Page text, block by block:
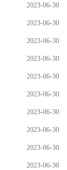
2023-06-30
2023-06-30
2023-06-30
2023-06-30
2023-06-30
2023-06-30
2023-06-30
2023-06-30
2023-06-30
2023-06-30